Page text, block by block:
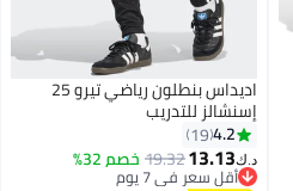
اديداس بنطلون رياضي تيرو 25
إسنشالز للتدريب
19
13.13
19.32خصم 32%
أقل سعر في 7 يوم